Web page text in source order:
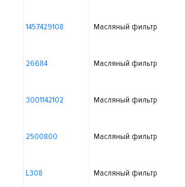
1457429108 Масляный фильтр
26684 Масляный фильтр
3001142102 Масляный фильтр
2500800 Масляный фильтр
L308 Масляный фильтр